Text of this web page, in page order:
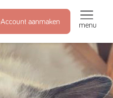
Account aanmaken menu